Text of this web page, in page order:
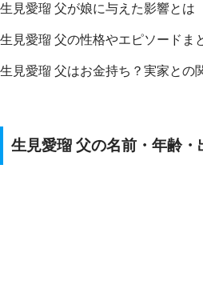
生見愛瑠 父が娘に与えた影響とは
生見愛瑠 父の性格やエピソードま
生見愛瑠 父はお金持ち？実家との
生見愛瑠 父の名前・年齢・